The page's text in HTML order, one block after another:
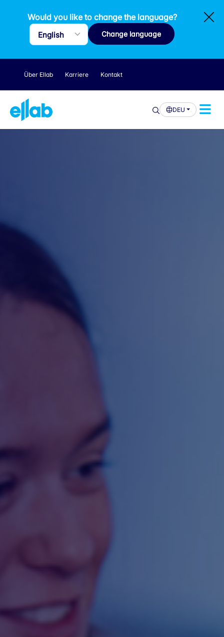
Would you like to change the language?
Change language
Über Ellab Karriere Kontakt
DEU